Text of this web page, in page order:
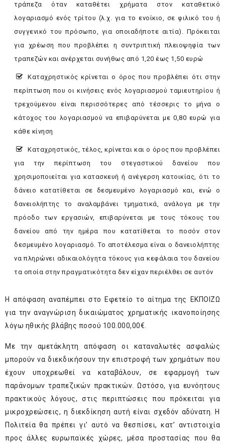
τράπεζα όταν καταθέτει χρήματα στον καταθετικό
λογαριασμό ενός τρίτου (λ.χ. για το ενοίκιο, σε φιλικό του ή
συγγενικό του πρόσωπο, για οποιαδήποτε αιτία). Πρόκειται
για χρέωση που προβλέπει η συντριπτική πλειοψηφία των
τραπεζών και ανέρχεται συνήθως από 1,20 έως 1,50 ευρώ
Καταχρηστικός κρίνεται ο όρος που προβλέπει ότι στην
περίπτωση που οι κινήσεις ενός λογαριασμού ταμιευτηρίου ή
τρεχούμενου είναι περισσότερες από τέσσερις το μήνα ο
κάτοχος του λογαριασμού να επιβαρύνεται με 0,80 ευρώ για
κάθε κίνηση
Καταχρηστικός, τέλος, κρίνεται και ο όρος που προβλέπει
για την περίπτωση του στεγαστικού δανείου που
χρησιμοποιείται για κατασκευή ή ανέγερση κατοικίας, ότι το
δάνειο κατατίθεται σε δεσμευμένο λογαριασμό και, ενώ ο
δανειολήπτης το αναλαμβάνει τμηματικά, ανάλογα με την
πρόοδο των εργασιών, επιβαρύνεται με τους τόκους του
δανείου από την ημέρα που κατατίθεται το ποσόν στον
δεσμευμένο λογαριασμό. Το αποτέλεσμα είναι ο δανειολήπτης
να πληρώνει αδικαιολόγητα τόκους για κεφάλαια του δανείου
τα οποία στην πραγματικότητα δεν είχαν περιέλθει σε αυτόν
Η απόφαση αναπέμπει στο Εφετείο το αίτημα της ΕΚΠΟΙΖΩ
για την αναγνώριση δικαιώματος χρηματικής ικανοποίησης
λόγω ηθικής βλάβης ποσού 100.000,00€.
Mε την αμετάκλητη απόφαση οι καταναλωτές ασφαλώς
μπορούν να διεκδικήσουν την επιστροφή των χρημάτων που
έχουν υποχρεωθεί να καταβάλουν, σε εφαρμογή των
παράνομων τραπεζικών πρακτικών. Ωστόσο, για ευνόητους
πρακτικούς λόγους, στις περιπτώσεις που πρόκειται για
μικροχρεώσεις, η διεκδίκηση αυτή είναι σχεδόν αδύνατη. Η
Πολιτεία θα πρέπει γι’ αυτό να θεσπίσει, κατ’ αντιστοιχία
προς άλλες ευρωπαϊκές χώρες, μέσα προστασίας που θα